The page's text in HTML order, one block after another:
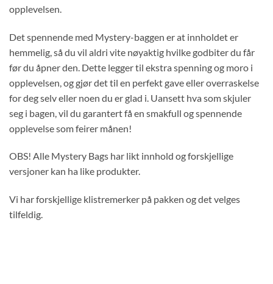
opplevelsen.
Det spennende med Mystery-baggen er at innholdet er
hemmelig, så du vil aldri vite nøyaktig hvilke godbiter du får
før du åpner den. Dette legger til ekstra spenning og moro i
opplevelsen, og gjør det til en perfekt gave eller overraskelse
for deg selv eller noen du er glad i. Uansett hva som skjuler
seg i bagen, vil du garantert få en smakfull og spennende
opplevelse som feirer månen!
OBS! Alle Mystery Bags har likt innhold og forskjellige
versjoner kan ha like produkter.
Vi har forskjellige klistremerker på pakken og det velges
tilfeldig.